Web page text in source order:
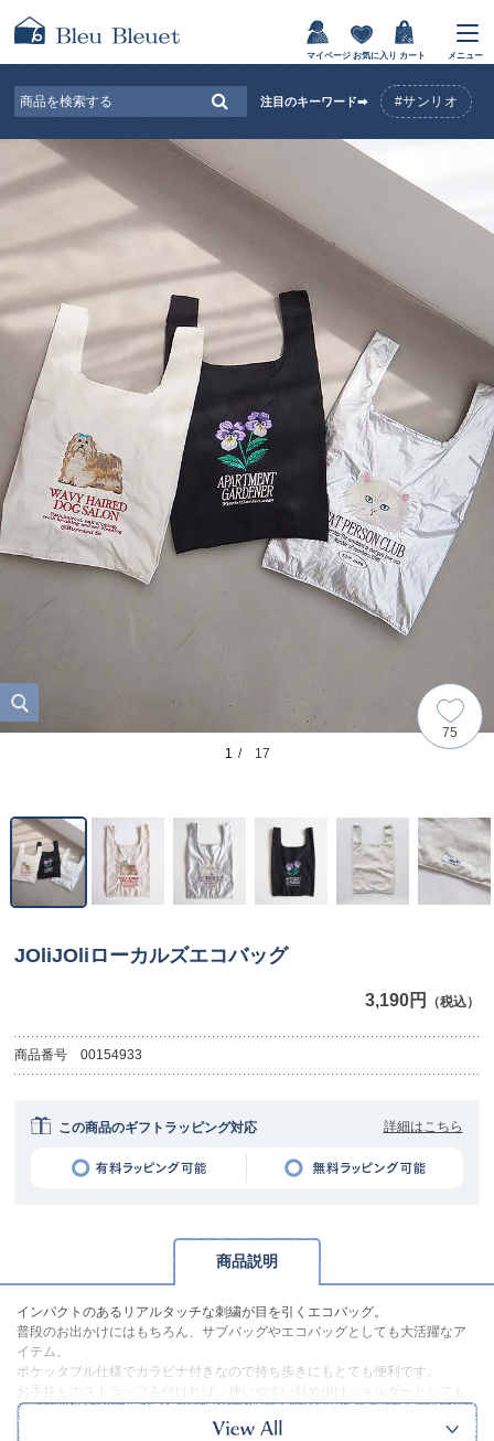
マイページ お気に入り カート メニュー
注目のキーワード➡ #サンリオ
1 / 17
75
JOliJOliローカルズエコバッグ
3,190円 （税込）
商品番号 00154933
この商品のギフトラッピング対応 詳細はこちら
商品説明
インパクトのあるリアルタッチな刺繍が目を引くエコバッグ。
普段のお出かけにはもちろん、サブバッグやエコバッグとしても大活躍なア
イテム。
ポケッタブル仕様でカラビナ付きなので持ち歩きにもとても便利です。
お手持ちのストラップを付ければ、使いやすい斜め掛けショルダーとしても
使用できます。
同じシリーズでそろえてギフトにもおすすめです◎